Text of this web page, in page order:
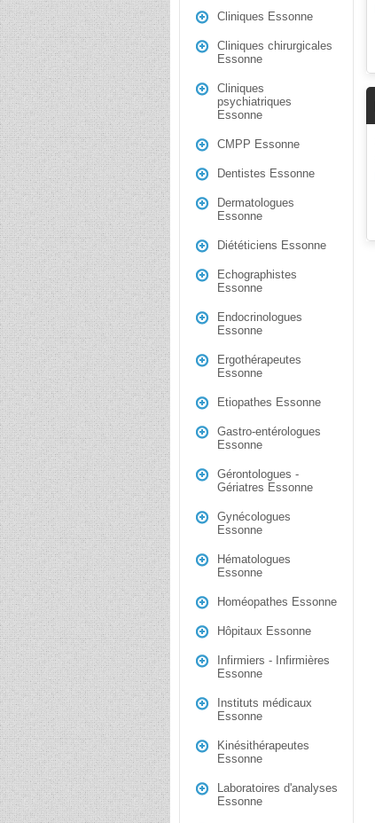
Cliniques Essonne
Cliniques chirurgicales
Essonne
Cliniques
psychiatriques
Essonne
CMPP Essonne
Dentistes Essonne
Dermatologues
Essonne
Diététiciens Essonne
Echographistes
Essonne
Endocrinologues
Essonne
Ergothérapeutes
Essonne
Etiopathes Essonne
Gastro-entérologues
Essonne
Gérontologues -
Gériatres Essonne
Gynécologues
Essonne
Hématologues
Essonne
Homéopathes Essonne
Hôpitaux Essonne
Infirmiers - Infirmières
Essonne
Instituts médicaux
Essonne
Kinésithérapeutes
Essonne
Laboratoires d'analyses
Essonne